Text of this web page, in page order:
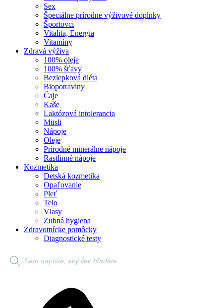
Sex
Špeciálne prírodne výživové doplnky
Športovci
Vitalita, Energia
Vitamíny
Zdravá výživa
100% oleje
100% šťavy
Bezlepková diéta
Biopotraviny
Čaje
Kaše
Laktózová intolerancia
Müsli
Nápoje
Oleje
Prírodné minerálne nápoje
Rastlinné nápoje
Kozmetika
Detská kozmetika
Opaľovanie
Pleť
Telo
Vlasy
Zubná hygiena
Zdravotnícke pomôcky
Diagnostické testy
Products
search